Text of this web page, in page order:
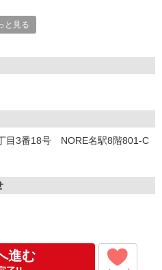
ルorお電話でご連絡します。
・出張面接・事務所面接と選べま
と見る
目3番18号 NORE名駅8階801-C
進む